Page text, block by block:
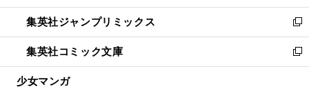
開
く
ウ
で
開
く
ン
ド
ウ
で
開
ウ
ィ
ン
ド
ウ
し
い
ウ
ィ
ン
集英社ジャンプリミックス
新
し
い
ウ
集英社コミック文庫
新
し
少女マンガ